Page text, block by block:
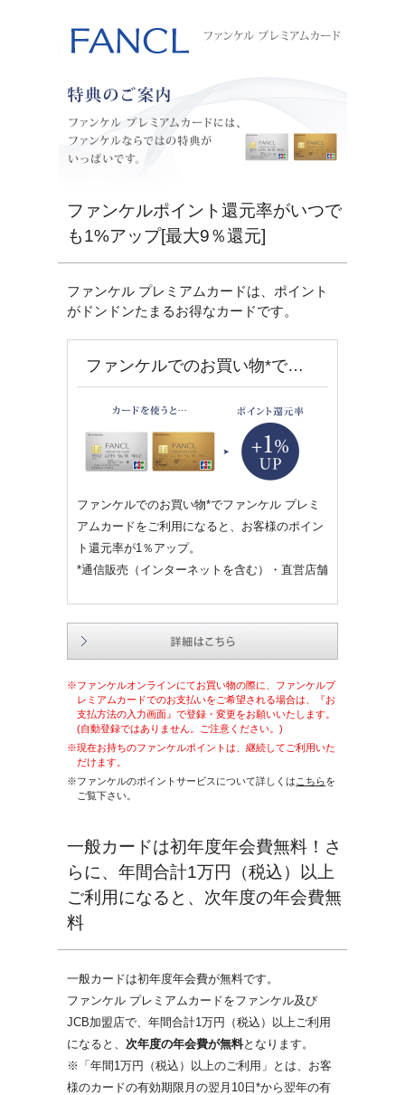
ファンケルポイント還元率がいつで
も1%アップ[最大9％還元]
ファンケル プレミアムカードは、ポイント
がドンドンたまるお得なカードです。
ファンケルでのお買い物*で…
ファンケルでのお買い物*でファンケル プレミ
アムカードをご利用になると、お客様のポイン
ト還元率が1％アップ。
*通信販売（インターネットを含む）・直営店舗
※ファンケルオンラインにてお買い物の際に、ファンケルプ
レミアムカードでのお支払いをご希望される場合は、『お
支払方法の入力画面』で登録・変更をお願いいたします。
(自動登録ではありません。ご注意ください。)
※現在お持ちのファンケルポイントは、継続してご利用いた
だけます。
※ファンケルのポイントサービスについて詳しくは こちらを
ご覧下さい。
一般カードは初年度年会費無料！さ
らに、年間合計1万円（税込）以上
ご利用になると、次年度の年会費無
料
一般カードは初年度年会費が無料です。
ファンケル プレミアムカードをファンケル及び
JCB加盟店で、年間合計1万円（税込）以上ご利用
になると、 次年度の年会費が無料となります。
※「年間1万円（税込）以上のご利用」とは、お客
様のカードの有効期限月の翌月10日*から翌年の有